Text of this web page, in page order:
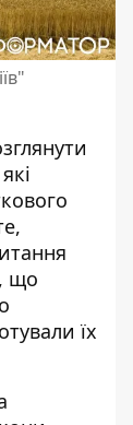
які
що
їх